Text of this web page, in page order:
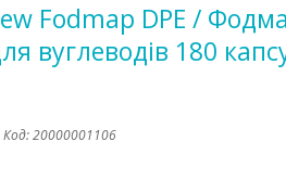
Fodmap DPE /
вуглеводів 180
Код:20000001106